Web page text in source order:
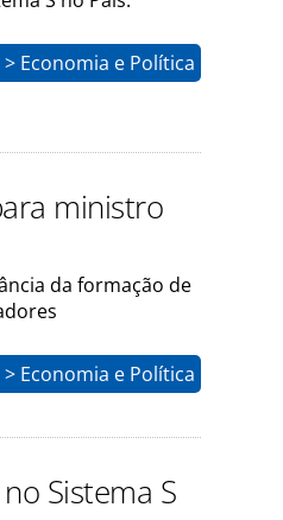
Economia e Política
ministro
da formação de
Economia e Política
Sistema S